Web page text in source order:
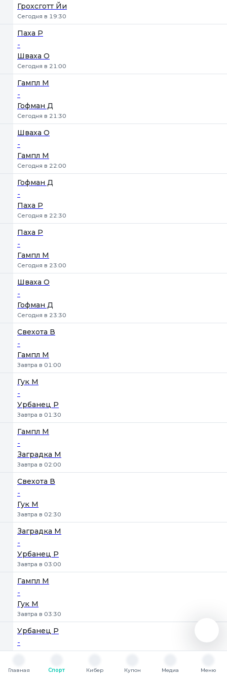
Грохсготт Йи
Сегодня в 19:30
Паха Р
-
Шваха О
Сегодня в 21:00
Гампл М
-
Гофман Д
Сегодня в 21:30
Шваха О
-
Гампл М
Сегодня в 22:00
Гофман Д
-
Паха Р
Сегодня в 22:30
Паха Р
-
Гампл М
Сегодня в 23:00
Шваха О
-
Гофман Д
Сегодня в 23:30
Свехота В
-
Гампл М
Завтра в 01:00
Гук М
-
Урбанец Р
Завтра в 01:30
Гампл М
-
Заградка М
Завтра в 02:00
Свехота В
-
Гук М
Завтра в 02:30
Заградка М
-
Урбанец Р
Завтра в 03:00
Гампл М
-
Гук М
Завтра в 03:30
Урбанец Р
-
Свехота В
Главная
Спорт
Кибер
Купон
Медиа
Меню